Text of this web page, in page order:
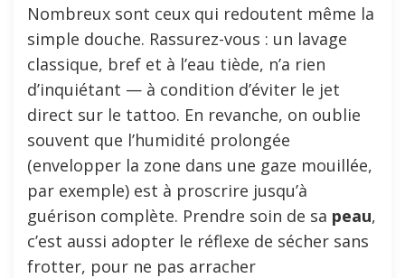
Nombreux sont ceux qui redoutent même la
simple douche. Rassurez-vous : un lavage
classique, bref et à l’eau tiède, n’a rien
d’inquiétant — à condition d’éviter le jet
direct sur le tattoo. En revanche, on oublie
souvent que l’humidité prolongée
(envelopper la zone dans une gaze mouillée,
par exemple) est à proscrire jusqu’à
guérison complète. Prendre soin de sa peau,
c’est aussi adopter le réflexe de sécher sans
frotter, pour ne pas arracher